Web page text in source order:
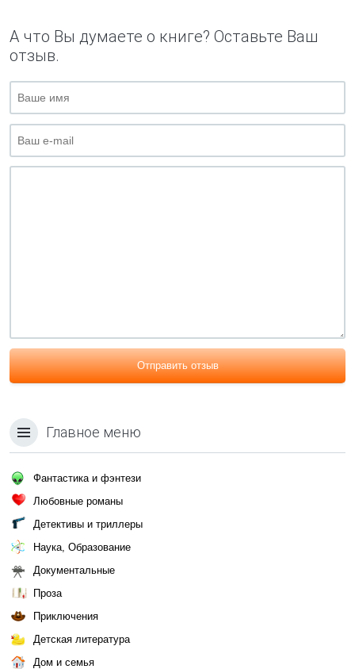
А что Вы думаете о книге? Оставьте Ваш
отзыв.
Отправить отзыв
Главное меню
Фантастика и фэнтези
Любовные романы
Детективы и триллеры
Наука, Образование
Документальные
Проза
Приключения
Детская литература
Дом и семья